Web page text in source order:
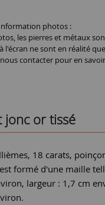
photos :
les pierres et métaux
l'écran ne sont en réalité
contacter pour en
jonc or tissé
18 carats,
formé d'une maille
largeur : 1,7 cm